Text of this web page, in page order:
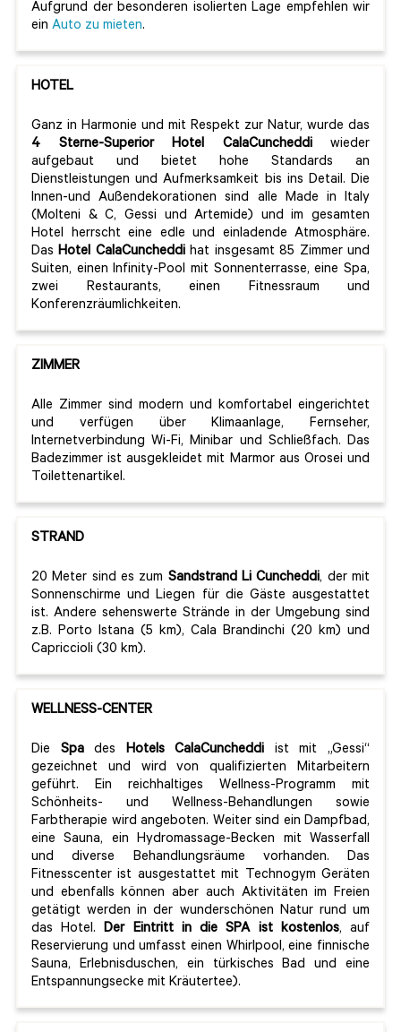
Aufgrund der besonderen isolierten Lage empfehlen wir
ein Auto zu mieten.
HOTEL
Ganz in Harmonie und mit Respekt zur Natur, wurde das
4 Sterne-Superior Hotel CalaCuncheddiwieder
aufgebaut und bietet hohe Standards an
Dienstleistungen und Aufmerksamkeit bis ins Detail. Die
Innen-und Außendekorationen sind alle Made in Italy
(Molteni & C, Gessi und Artemide) und im gesamten
Hotel herrscht eine edle und einladende Atmosphäre.
DasHotel CalaCuncheddihat insgesamt 85 Zimmer und
Suiten, einen Infinity-Pool mit Sonnenterrasse, eine Spa,
zwei Restaurants, einen Fitnessraum und
Konferenzräumlichkeiten.
ZIMMER
Alle Zimmer sind modern und komfortabel eingerichtet
und verfügen über Klimaanlage, Fernseher,
Internetverbindung Wi-Fi, Minibar und Schließfach. Das
Badezimmer ist ausgekleidet mit Marmor aus Orosei und
Toilettenartikel.
STRAND
20 Meter sind es zum Sandstrand Li Cuncheddi, der mit
Sonnenschirme und Liegen für die Gäste ausgestattet
ist. Andere sehenswerte Strände in der Umgebung sind
z.B. Porto Istana (5 km), Cala Brandinchi (20 km) und
Capriccioli (30 km).
WELLNESS-CENTER
Die Spades Hotels CalaCuncheddi ist mit „Gessi“
gezeichnet und wird von qualifizierten Mitarbeitern
geführt. Ein reichhaltiges Wellness-Programm mit
Schönheits- und Wellness-Behandlungen sowie
Farbtherapie wird angeboten. Weiter sind ein Dampfbad,
eine Sauna, ein Hydromassage-Becken mit Wasserfall
und diverse Behandlungsräume vorhanden. Das
Fitnesscenter ist ausgestattet mit Technogym Geräten
und ebenfalls können aber auch Aktivitäten im Freien
getätigt werden in der wunderschönen Natur rund um
das Hotel.Der Eintritt in die SPA ist kostenlos, auf
Reservierung und umfasst einen Whirlpool, eine finnische
Sauna, Erlebnisduschen, ein türkisches Bad und eine
Entspannungsecke mit Kräutertee).